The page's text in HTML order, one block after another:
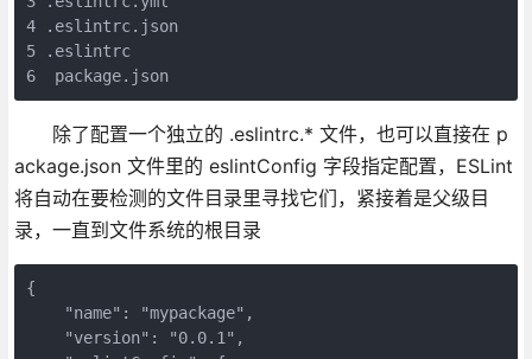
4 .eslintrc.json
5 .eslintrc
6  package.json
除了配置一个独立的 .eslintrc.* 文件，也可以直接在 p
ackage.json 文件里的 eslintConfig 字段指定配置，ESLint
将自动在要检测的文件目录里寻找它们，紧接着是父级目
录，一直到文件系统的根目录
{
    "name": "mypackage",
    "version": "0.0.1",